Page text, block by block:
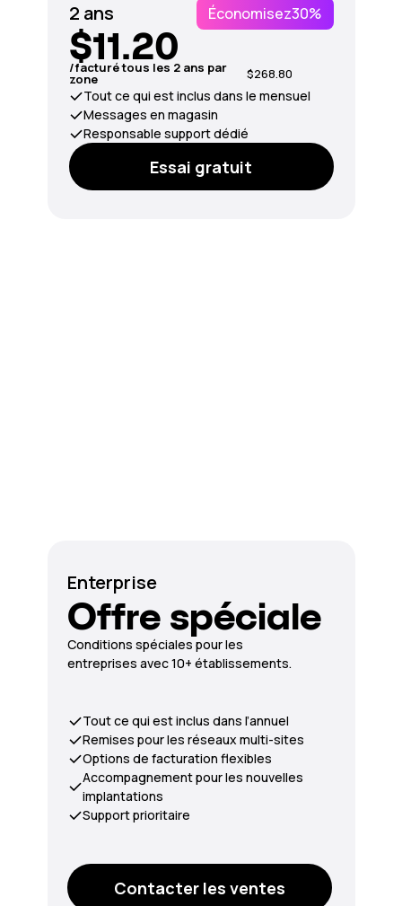
2 ans Économisez30%
$11.20
/facturé tous les 2 ans par
zone $268.80
Tout ce qui est inclus dans le mensuel
Messages en magasin
Responsable support dédié
Essai gratuit
Enterprise
Offre spéciale
Conditions spéciales pour les
entreprises avec 10+ établissements.
Contacter les ventes
Tout ce qui est inclus dans l’annuel
Remises pour les réseaux multi-sites
Options de facturation flexibles
Accompagnement pour les nouvelles
implantations
Support prioritaire